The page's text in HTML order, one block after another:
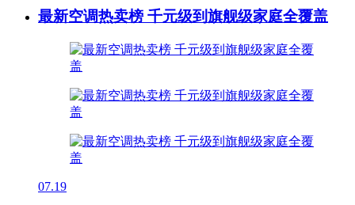
最新空调热卖榜 千元级到旗舰级家庭全覆盖
07.19